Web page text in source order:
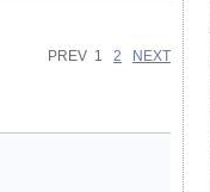
PREV 1 2
NEXT